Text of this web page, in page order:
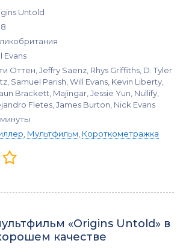
Untold
Evans
Оттен, Jeffry Saenz, Rhys Griffiths, D. Tyler
Samuel Parish, Will Evans, Kevin Liberty,
Brackett, Majingar, Jessie Yun, Nullify,
Fletes, James Burton, Nick Evans
Мультфильм Короткометражка
«Origins Untold» в
качестве